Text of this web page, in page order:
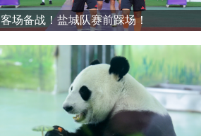
客场备战！盐城队赛前踩场！